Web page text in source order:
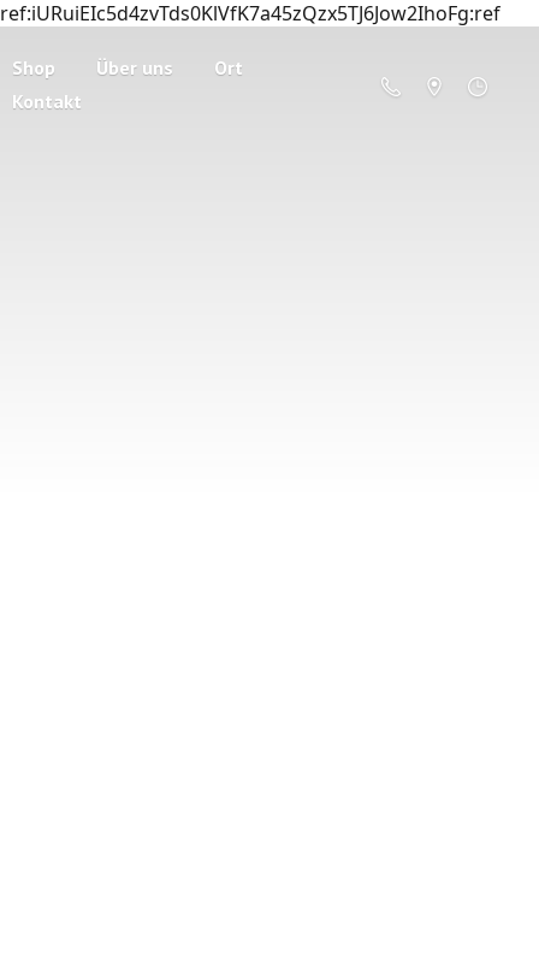
ref:iURuiEIc5d4zvTds0KlVfK7a45zQzx5TJ6Jow2IhoFg:ref
Shop Über uns
Ort
Kontakt